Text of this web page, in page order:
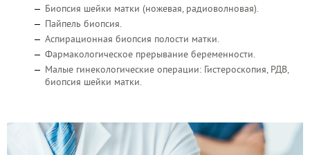
Биопсия шейки матки (ножевая, радиоволновая).
Пайпель биопсия.
Аспирационная биопсия полости матки.
Фармакологическое прерывание беременности.
Малые гинекологические операции: Гистероскопия, РДВ,
биопсия шейки матки.